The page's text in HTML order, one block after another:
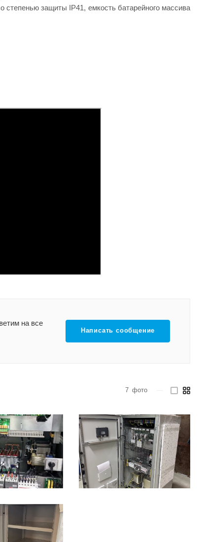
степенью защиты IP41, емкость батарейного массива
на все
Написать сообщение
7 фото